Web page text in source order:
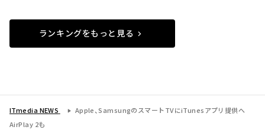
ランキングをもっと見る
ITmedia NEWS
Apple、SamsungのスマートTVにiTunesアプリ提供へ
AirPlay 2も